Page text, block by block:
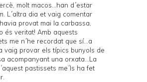
molt macos...han d´estar
L´altra dia et vaig comentar
provat mai la carbassa,
és veritat! Amb aquests
me n´he recordat que sí...a
vaig provar els típics bunyols de
acompanyant una orxata...La
pastissets me´ls ha fet